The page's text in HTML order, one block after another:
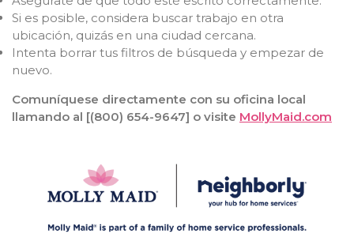
Si es posible, considera buscar trabajo en otra
ubicación, quizás en una ciudad cercana.
Intenta borrar tus filtros de búsqueda y empezar de
nuevo.
Comuníquese directamente con su oficina local
llamando al [(800) 654-9647] o visite MollyMaid.com